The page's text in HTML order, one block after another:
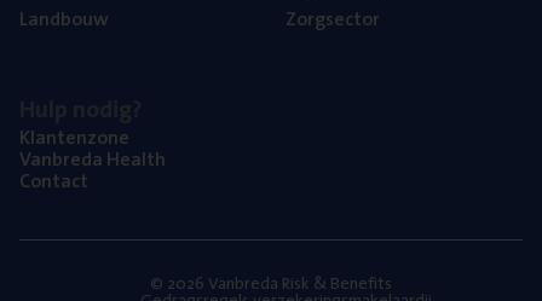
Land­bouw
Zorg­sec­tor
Klan­ten­zo­ne
Van­b­re­da Health
Con­tact
© 2026 Vanbreda Risk & Benefits